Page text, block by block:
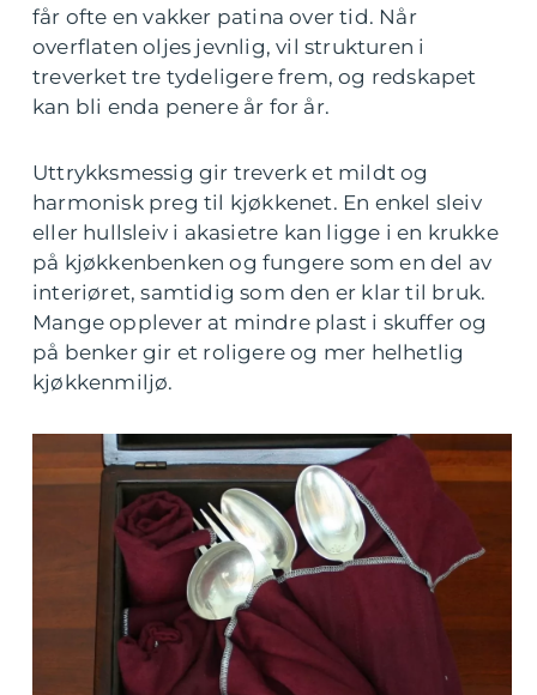
får ofte en vakker patina over tid. Når
overflaten oljes jevnlig, vil strukturen i
treverket tre tydeligere frem, og redskapet
kan bli enda penere år for år.
Uttrykksmessig gir treverk et mildt og
harmonisk preg til kjøkkenet. En enkel sleiv
eller hullsleiv i akasietre kan ligge i en krukke
på kjøkkenbenken og fungere som en del av
interiøret, samtidig som den er klar til bruk.
Mange opplever at mindre plast i skuffer og
på benker gir et roligere og mer helhetlig
kjøkkenmiljø.